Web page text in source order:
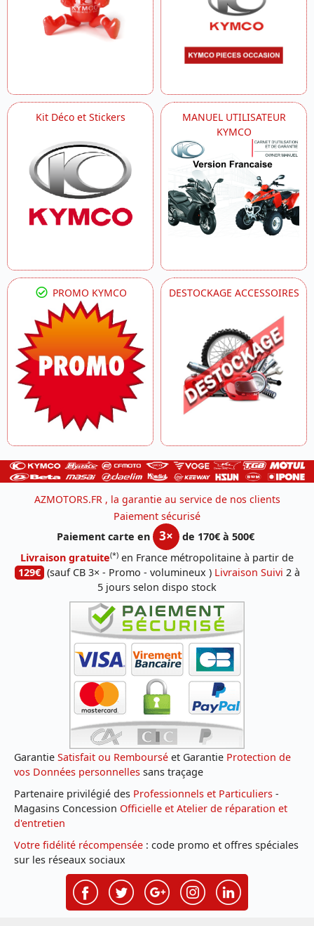
Kit Déco et Stickers
MANUEL UTILISATEUR
KYMCO
PROMO KYMCO DESTOCKAGE ACCESSOIRES
AZMOTORS.FR , la garantie au service de nos clients
Paiement sécurisé
Paiement carte en
3×
de 170€ à 500€
Livraison gratuite(*) en France métropolitaine à partir de
129€ (sauf CB 3× - Promo - volumineux ) Livraison Suivi 2 à
5 jours selon dispo stock
Garantie Satisfait ou Remboursé et Garantie Protection de
vos Données personnelles sans traçage
Partenaire privilégié des Professionnels et Particuliers -
Magasins Concession Officielle et Atelier de réparation et
d'entretien
Votre fidélité récompensée : code promo et offres spéciales
sur les réseaux sociaux